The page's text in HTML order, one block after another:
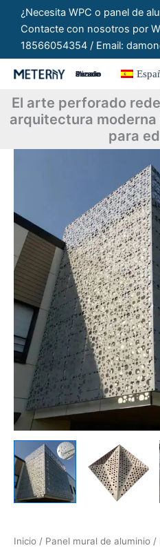
contenido
¿Necesita WPC o panel de
Contacte con nosotros por
18566054354 / Email:
Paneles Personalizados
El arte perforado
arquitectura moderna
para
Inicio / Panel mural de aluminio /